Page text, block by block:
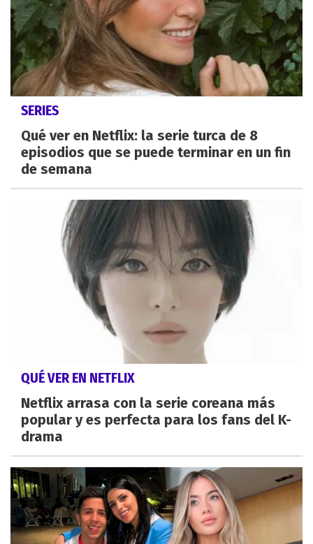
SERIES
Qué ver en Netflix: la serie turca de 8
episodios que se puede terminar en un fin
de semana
QUÉ VER EN NETFLIX
Netflix arrasa con la serie coreana más
popular y es perfecta para los fans del K-
drama